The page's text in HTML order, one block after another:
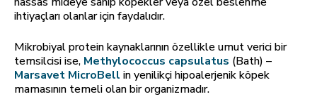
ihtiyaçları olanlar için faydalıdır.
Mikrobiyal protein kaynaklarının özellikle umut verici bir
temsilcisi ise, Methylococcus capsulatus (Bath) –
Marsavet MicroBell in yenilikçi hipoalerjenik köpek
mamasının temeli olan bir organizmadır.